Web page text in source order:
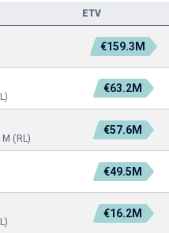
ETV
€159.3M
€63.2M
(RL)
€57.6M
€49.5M
€16.2M